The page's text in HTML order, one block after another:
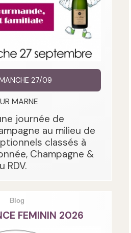
27/09
MARNE
journée de
au milieu de
classés à
Champagne &
RDV.
Blog
FEMININ 2026